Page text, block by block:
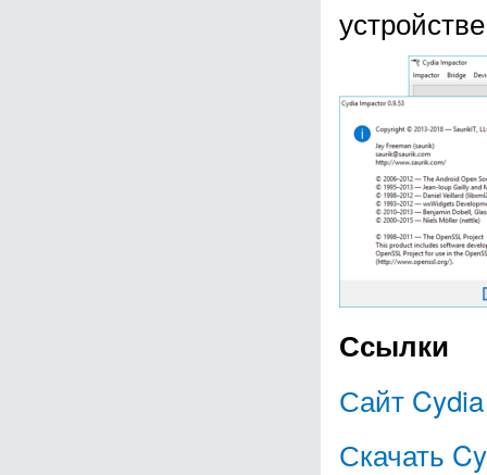
Ссылки
Сайт
Скачать